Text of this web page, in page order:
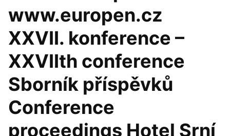
www.europen.cz
XXVII. konference –
XXVIIth conference
Sborník příspěvků
Conference
proceedings Hotel Srní